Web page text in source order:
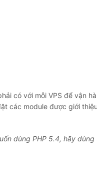
có với mỗi VPS để vận
các module được giới
dùng PHP 5.4, hãy dùng